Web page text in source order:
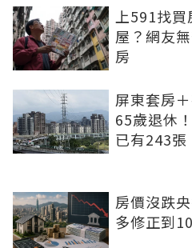
上591找買
屋？網友
房
屏東套房
65歲退休
已有243張
房價沒跌
多修正到